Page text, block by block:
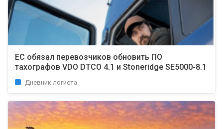
ЕС обязал перевозчиков обновить ПО
тахографов VDO DTCO 4.1 и Stoneridge SE5000-8.1
Дневник логиста